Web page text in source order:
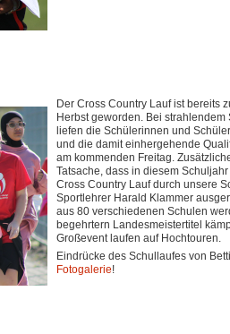
Der Cross Country Lauf ist bereits
Herbst geworden. Bei
liefen die Schülerinnen und
und die damit einhergehende
am kommenden Freitag.
Tatsache, dass in diesem
Cross Country Lauf durch unsere
Sportlehrer Harald Klammer
aus 80 verschiedenen Schulen
begehrtern Landesmeistertitel
Großevent laufen auf Hochtouren.
Eindrücke des Schullaufes von
Fotogalerie!